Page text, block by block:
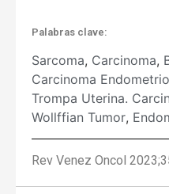
Palabras clave:
Sarcoma, Carcinoma,
Carcinoma
Trompa Uterina.
Wollffian Tumor,
Rev Venez Oncol